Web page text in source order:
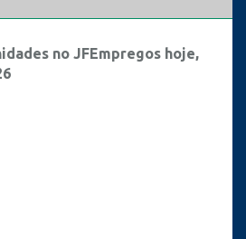
no JFEmpregos hoje,